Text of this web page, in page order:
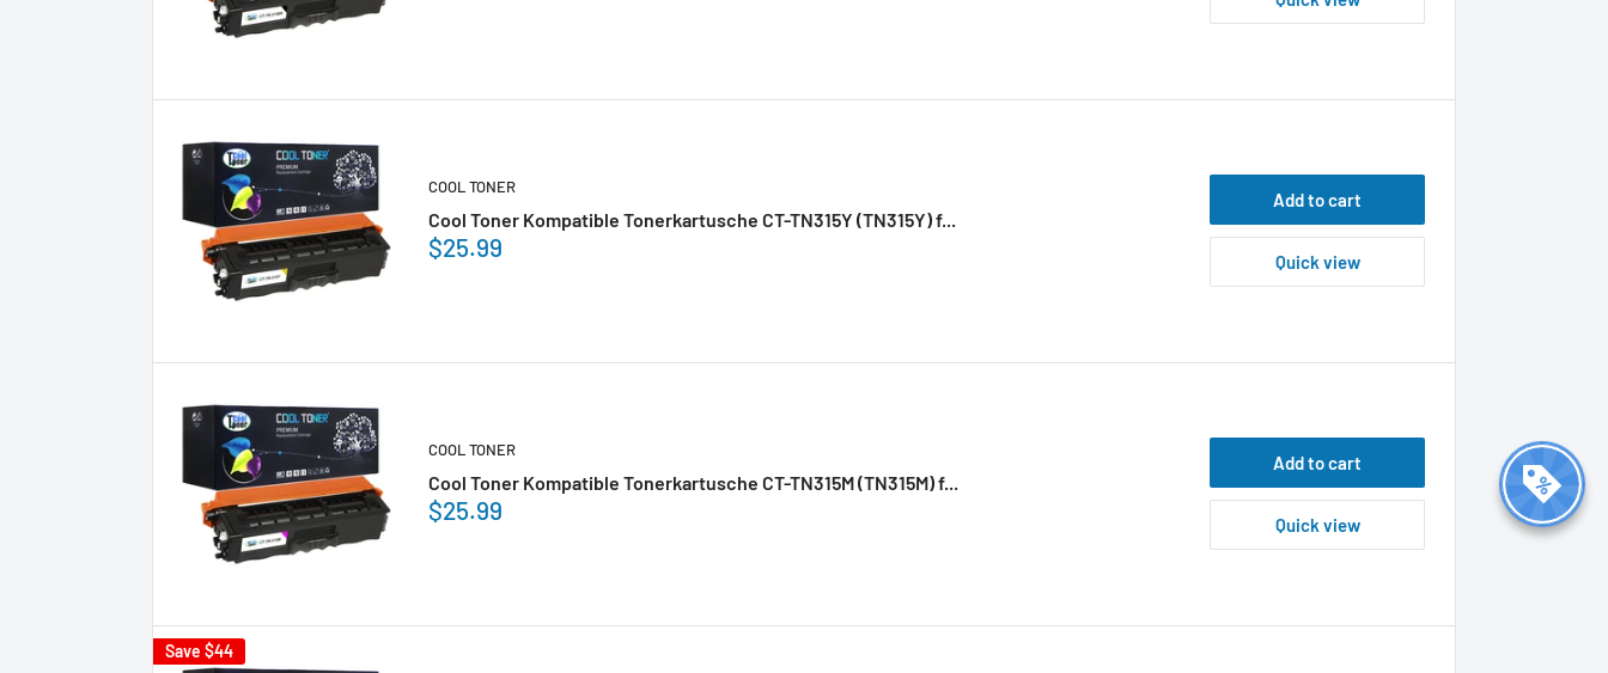
COOL TONER
Cool Toner Kompatible Tonerkartusche CT-TN315Y (TN315Y) f...
$25.99
Add to cart
Quick view
COOL TONER
Cool Toner Kompatible Tonerkartusche CT-TN315M (TN315M) f...
$25.99
Add to cart
Quick view
Save $44